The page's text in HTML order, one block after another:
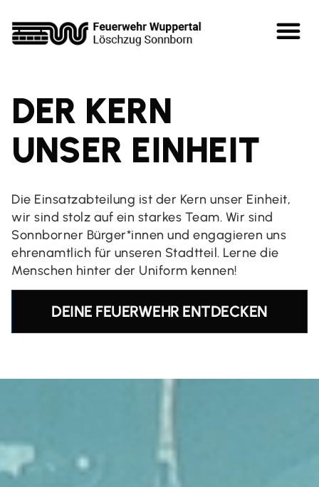
DER KERN
UNSER EINHEIT
Die Einsatzabteilung ist der Kern unser Einheit,
wir sind stolz auf ein starkes Team. Wir sind
Sonnborner Bürger*innen und engagieren uns
ehrenamtlich für unseren Stadtteil. Lerne die
Menschen hinter der Uniform kennen!
DEINE FEUERWEHR ENTDECKEN